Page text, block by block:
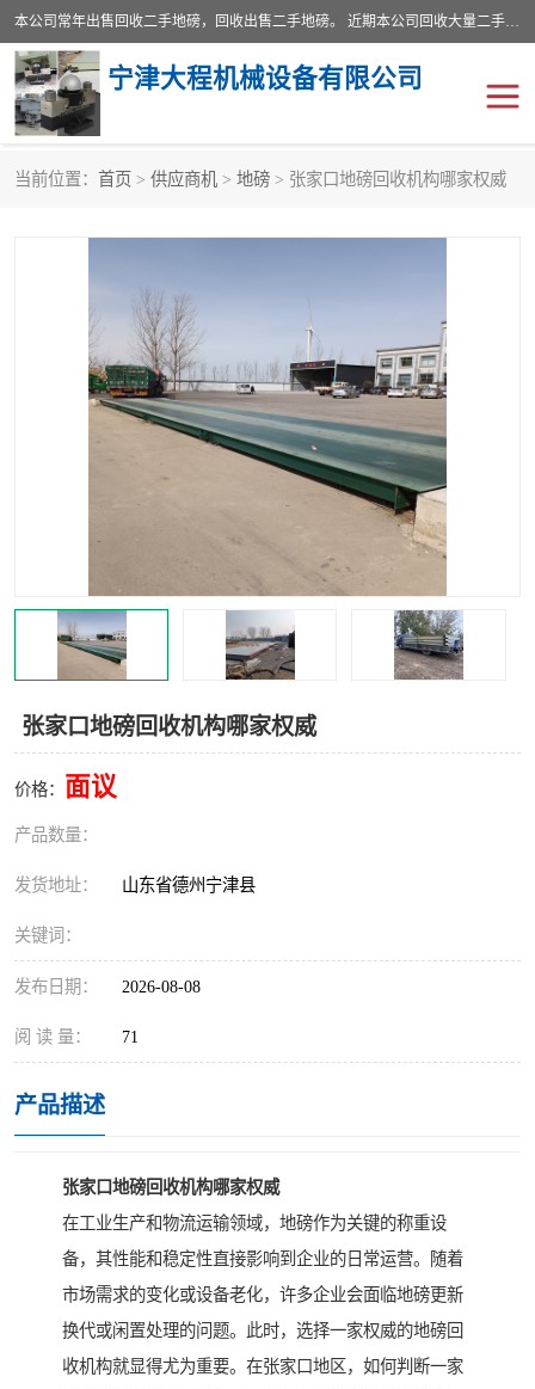
本公司常年出售回收二手地磅，回收出售二手地磅。 近期本公司回收大量二手地磅，型号齐全，宽度从2米到3.5米，长度5米到25米，承重吨位从10到200吨，成色7—9成新。 ? 使用年限6个月至2年，产品来源于个人闲置品，工矿企业停用品，因小换大而来。 精准度和新的一样， 二手地磅是内行人的选择，打个电话就省钱朋友您好等什么
宁津大程机械设备有限公司
当前位置： 首页 > 供应商机 > 地磅 > 张家口地磅回收机构哪家权威
张家口地磅回收机构哪家权威
价格： 面议
产品数量：
发货地址： 山东省德州宁津县
关键词：
发布日期： 2026-08-08
阅 读 量： 71
产品描述
张家口地磅回收机构哪家权威
在工业生产和物流运输领域，地磅作为关键的称重设
备，其性能和稳定性直接影响到企业的日常运营。随着
市场需求的变化或设备老化，许多企业会面临地磅更新
换代或闲置处理的问题。此时，选择一家权威的地磅回
收机构就显得尤为重要。在张家口地区，如何判断一家
烘干机 食品烘干机
装载机电子秤 输送机
半自动输送机 全自动输送机
食品螺旋塔
木材撕碎机
塑料撕碎机